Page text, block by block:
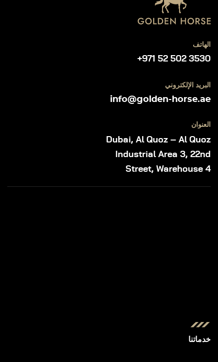
الهاتف
+971 52 502 3530
البريد الإلكتروني
info@golden-horse.ae
العنوان
Dubai, Al Quoz – Al Quoz
Industrial Area 3, 22nd
Street, Warehouse 4
خدماتنا